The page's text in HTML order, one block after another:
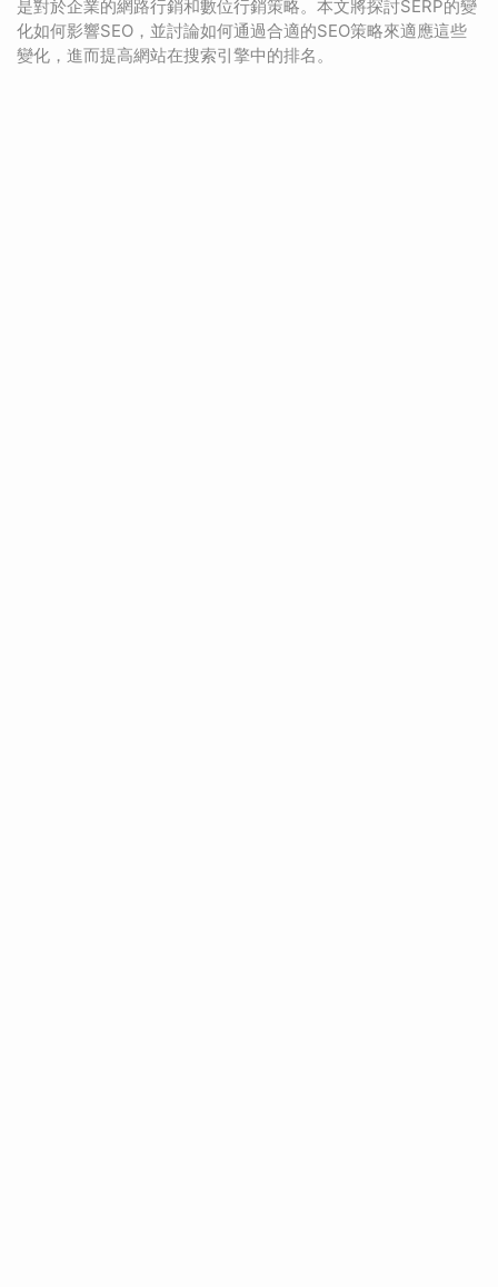
是對於企業的網路行銷和數位行銷策略。本文將探討SERP的變
化如何影響SEO，並討論如何通過合適的SEO策略來適應這些
變化，進而提高網站在搜索引擎中的排名。